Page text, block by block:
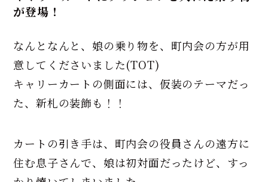
が登場！
なんとなんと、娘の乗り物を、町内会の方が用
意してくださいました(TOT)
キャリーカートの側面には、仮装のテーマだっ
た、新札の装飾も！！
カートの引き手は、町内会の役員さんの遠方に
住む息子さんで、娘は初対面だったけど、すっ